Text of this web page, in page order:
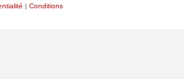
| Conditions